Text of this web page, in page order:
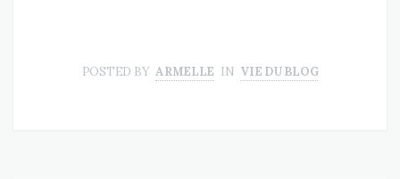
POSTED BY ARMELLE IN VIE DU BLOG